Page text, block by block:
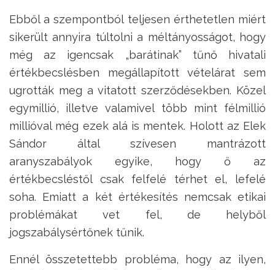
Ebből a szempontból teljesen érthetetlen miért
sikerült annyira túltolni a méltányosságot, hogy
még az igencsak „barátinak” tűnő hivatali
értékbecslésben megállapított vételárat sem
ugrották meg a vitatott szerződésekben. Közel
egymillió, illetve valamivel több mint félmillió
millióval még ezek alá is mentek. Holott az Elek
Sándor által szívesen mantrázott
aranyszabályok egyike, hogy ő az
értékbecsléstől csak felfelé térhet el, lefelé
soha. Emiatt a két értékesítés nemcsak etikai
problémákat vet fel, de helyből
jogszabálysértőnek tűnik.
Ennél összetettebb probléma, hogy az ilyen,